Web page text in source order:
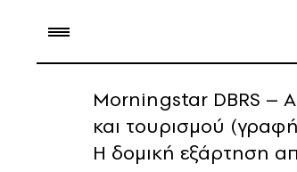
Morningstar DBRS –
και τουρισμού
Η δομική εξάρτηση